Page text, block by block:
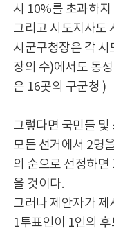
시 10%를 초과하지
그리고 시도지사도
시군구청장은 각 시
장의 수)에서도 동
은 16곳의 구군청 )
그렇다면 국민들
모든 선거에서 2명
의 순으로 선정하면
을 것이다.
그러나 제안자가 제
1투표인이 1인의